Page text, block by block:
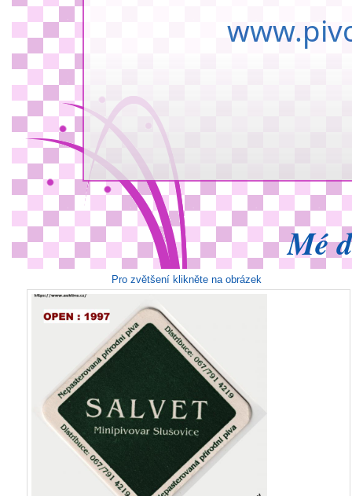
Mé
Pro zvětšení klikněte na obrázek